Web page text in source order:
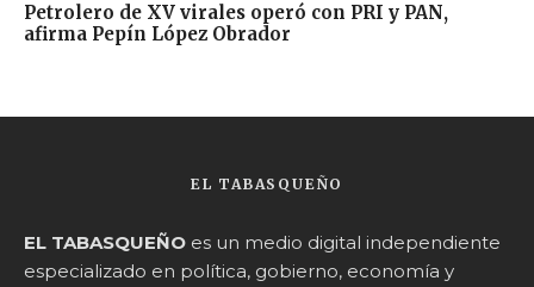
Petrolero de XV virales operó con PRI y PAN,
afirma Pepín López Obrador
EL TABASQUEÑO
EL TABASQUEÑO es un medio digital independiente
especializado en política, gobierno, economía y